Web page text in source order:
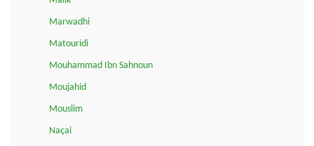
Marwadhi
Matouridi
Mouhammad Ibn Sahnoun
Moujahid
Mouslim
Naçai